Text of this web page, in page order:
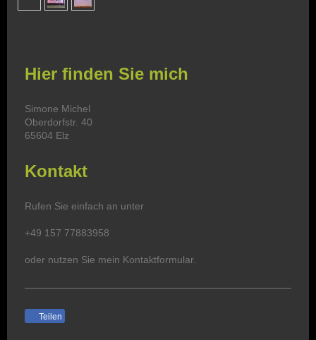
Hier finden Sie mich
Simone Michel
Oberdorfstr. 40
65604 Elz
Kontakt
Rufen Sie einfach an unter
+49 157 77883958
oder nutzen Sie mein Kontaktformular.
Teilen